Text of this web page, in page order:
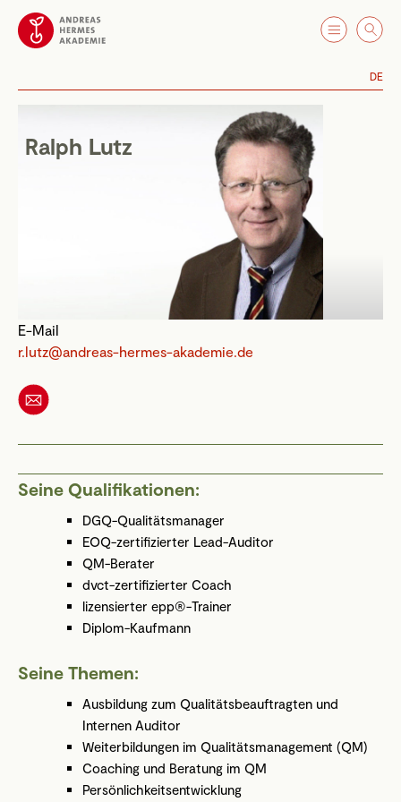
DE
Ralph Lutz
E-Mail
r.lutz@andreas-hermes-akademie.de
Seine Qualifikationen:
DGQ-Qualitätsmanager
EOQ-zertifizierter Lead-Auditor
QM-Berater
dvct-zertifizierter Coach
lizensierter epp®-Trainer
Diplom-Kaufmann
Seine Themen:
Ausbildung zum Qualitätsbeauftragten und
Internen Auditor
Weiterbildungen im Qualitätsmanagement (QM)
Coaching und Beratung im QM
Persönlichkeitsentwicklung